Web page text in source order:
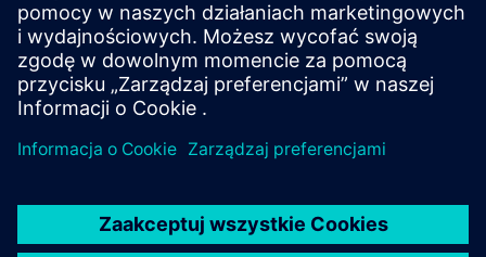
efektywnego zarządzania i optymalizacji instalacji i
konserwacji liczników.
Dowiedz się więcej